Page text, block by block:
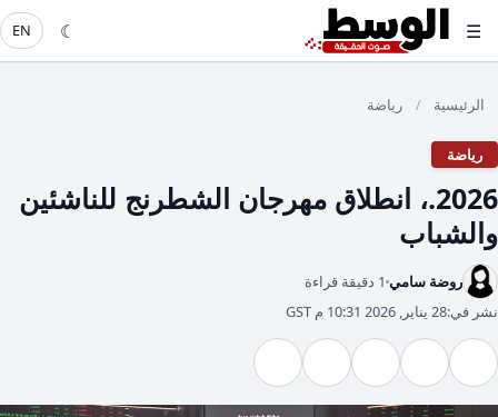
☰
☾
EN
الرئيسية / رياضة
رياضة
2026.، انطلاق مهرجان الشطرنج للناشئين
والشباب
روضة سامي 1 دقيقة قراءة
نشر في:28 يناير, 2026 10:31 م GST